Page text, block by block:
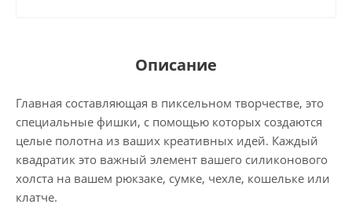
Описание
Главная составляющая в пиксельном творчестве, это
специальные фишки, с помощью которых создаются
целые полотна из ваших креативных идей. Каждый
квадратик это важный элемент вашего силиконового
холста на вашем рюкзаке, сумке, чехле, кошельке или
клатче.